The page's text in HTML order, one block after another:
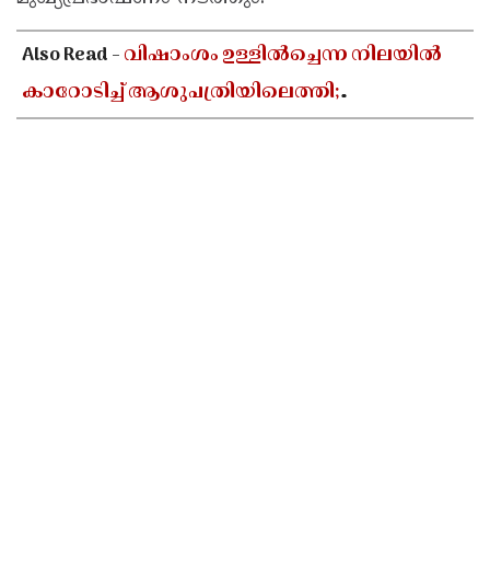
Also Read -വിഷാംശം ഉള്ളിൽച്ചെന്ന നിലയിൽ
കാറോടിച്ച് ആശുപത്രിയിലെത്തി;